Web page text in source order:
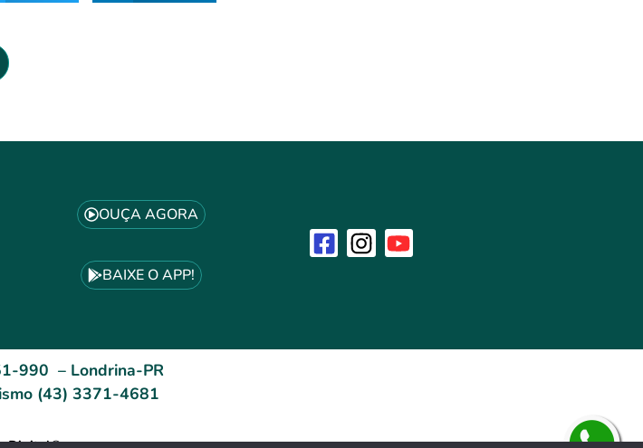
OUÇA AGORA
BAIXE O APP!
990 – Londrina-PR
(43) 3371-4681